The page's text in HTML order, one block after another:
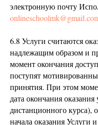
электронную почту
6.8 Услуги считаются
надлежащим образом и
момент окончания
поступят
принятия. При этом
дата окончания
дистанционного курса),
начала оказания Услуги